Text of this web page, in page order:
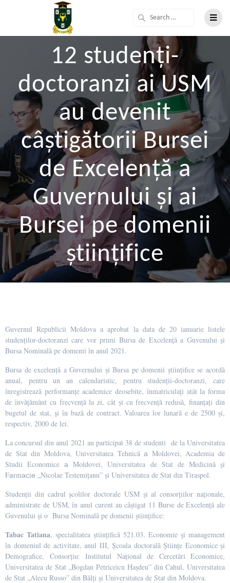
12 studenți-
doctoranzi ai USM
au devenit
câștigătorii Bursei
de Excelență a
Guvernului și ai
Bursei pe domenii
științifice
Guvernul Republicii Moldova a aprobat la data de 20 ianuarie listele
studenților-doctoranzi care vor primi Bursa de Excelență a Guvenului și
Bursa Nominală pe domenii în anul 2021.
Bursa de excelență a Guvernului și Bursa pe domenii științifice se acordă
anual, pentru un an calendaristic, pentru studenții-doctoranzi, care
înregistrează performanțe academice deosebite, înmatriculați atât la forma
de învățământ cu frecvență la zi, cât și cu frecvență redusă, finanțați din
bugetul de stat, și în bază de contract. Valoarea lor lunară e de 2500 și,
respectiv, 2000 de lei.
La concursul din anul 2021 au participat 38 de studenti de la Universitatea
de Stat din Moldova, Universitatea Tehnică а Moldovei, Academia de
Studii Economice а Moldovei, Universitatea de Stat de Medicină și
Fаrmасiе „Nicolae Testemițanu” și Universitatea de Stat din Tiraspol.
Studenții din cadrul școlilor doctorale USM și al consorțiilor naționale,
administrate de USM, în anul curent au câștigat 11 Burse de Excelență ale
Guvenului și o Bursa Nominală pe domenii științifice:
Tabac Tatiana, specialitatea științifică 521.03. Economie şi management
în domeniul de activitate, anul III, Școala doctorală Științe Economice și
Demografice, Consorțiu: Institutul Național de Cercetări Economice,
Universitatea de Stat „Bogdan Petriceicu Hașdeu” din Cahul, Universitatea
de Stat „Alecu Russo” din Bălți și Universitatea de Stat din Moldova.